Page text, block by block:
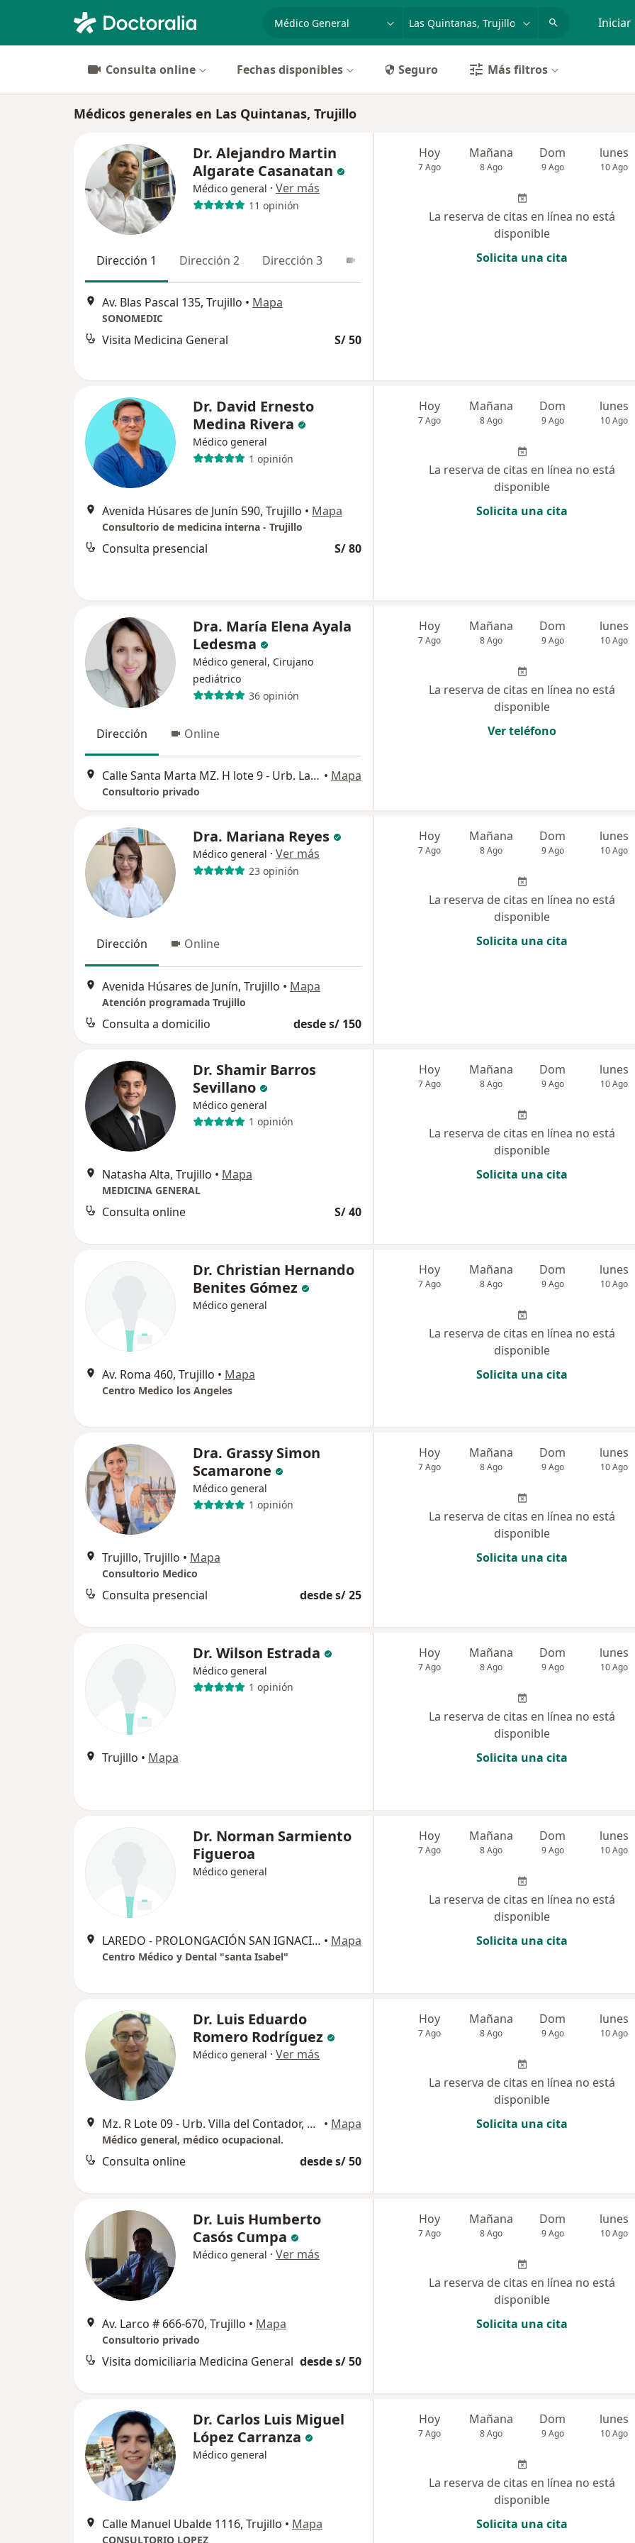
especialidad, enfermedad o nombre Iniciar
Consulta online Fechas disponibles Seguro Más filtros
Médicos generales en Las Quintanas, Trujillo
Dr. Alejandro Martin
Algarate Casanatan
Médico general · Ver más
11 opinión
Dirección 1 Dirección 2 Dirección 3
Av. Blas Pascal 135, Trujillo • Mapa
SONOMEDIC
Visita Medicina General S/ 50
Hoy
7 Ago
Mañana
8 Ago
Dom
9 Ago
lunes
10 Ago
La reserva de citas en línea no está
disponible
Solicita una cita
Dr. David Ernesto
Medina Rivera
Médico general
1 opinión
Avenida Húsares de Junín 590, Trujillo • Mapa
Consultorio de medicina interna - Trujillo
Consulta presencial S/ 80
Hoy
7 Ago
Mañana
8 Ago
Dom
9 Ago
lunes
10 Ago
La reserva de citas en línea no está
disponible
Solicita una cita
Dra. María Elena Ayala
Ledesma
Médico general, Cirujano
pediátrico
36 opinión
Dirección Online
Calle Santa Marta MZ. H lote 9 - Urb. La merced (3 etapa), Trujillo • Mapa
Consultorio privado
Hoy
7 Ago
Mañana
8 Ago
Dom
9 Ago
lunes
10 Ago
La reserva de citas en línea no está
disponible
Ver teléfono
Dra. Mariana Reyes
Médico general · Ver más
23 opinión
Dirección Online
Avenida Húsares de Junín, Trujillo • Mapa
Atención programada Trujillo
Consulta a domicilio desde s/ 150
Hoy
7 Ago
Mañana
8 Ago
Dom
9 Ago
lunes
10 Ago
La reserva de citas en línea no está
disponible
Solicita una cita
Dr. Shamir Barros
Sevillano
Médico general
1 opinión
Natasha Alta, Trujillo • Mapa
MEDICINA GENERAL
Consulta online S/ 40
Hoy
7 Ago
Mañana
8 Ago
Dom
9 Ago
lunes
10 Ago
La reserva de citas en línea no está
disponible
Solicita una cita
Dr. Christian Hernando
Benites Gómez
Médico general
Av. Roma 460, Trujillo • Mapa
Centro Medico los Angeles
Hoy
7 Ago
Mañana
8 Ago
Dom
9 Ago
lunes
10 Ago
La reserva de citas en línea no está
disponible
Solicita una cita
Dra. Grassy Simon
Scamarone
Médico general
1 opinión
Trujillo, Trujillo • Mapa
Consultorio Medico
Consulta presencial desde s/ 25
Hoy
7 Ago
Mañana
8 Ago
Dom
9 Ago
lunes
10 Ago
La reserva de citas en línea no está
disponible
Solicita una cita
Dr. Wilson Estrada
Médico general
1 opinión
Trujillo • Mapa
Hoy
7 Ago
Mañana
8 Ago
Dom
9 Ago
lunes
10 Ago
La reserva de citas en línea no está
disponible
Solicita una cita
Dr. Norman Sarmiento
Figueroa
Médico general
LAREDO - PROLONGACIÓN SAN IGNACIO Nº 28 SECTOR SANTA CATALINA ., Trujillo • Mapa
Centro Médico y Dental "santa Isabel"
Hoy
7 Ago
Mañana
8 Ago
Dom
9 Ago
lunes
10 Ago
La reserva de citas en línea no está
disponible
Solicita una cita
Dr. Luis Eduardo
Romero Rodríguez
Médico general · Ver más
Mz. R Lote 09 - Urb. Villa del Contador, Trujillo • Mapa
Médico general, médico ocupacional.
Consulta online desde s/ 50
Hoy
7 Ago
Mañana
8 Ago
Dom
9 Ago
lunes
10 Ago
La reserva de citas en línea no está
disponible
Solicita una cita
Dr. Luis Humberto
Casós Cumpa
Médico general · Ver más
Av. Larco # 666-670, Trujillo • Mapa
Consultorio privado
Visita domiciliaria Medicina General desde s/ 50
Hoy
7 Ago
Mañana
8 Ago
Dom
9 Ago
lunes
10 Ago
La reserva de citas en línea no está
disponible
Solicita una cita
Dr. Carlos Luis Miguel
López Carranza
Médico general
Calle Manuel Ubalde 1116, Trujillo • Mapa
CONSULTORIO LOPEZ
Hoy
7 Ago
Mañana
8 Ago
Dom
9 Ago
lunes
10 Ago
La reserva de citas en línea no está
disponible
Solicita una cita